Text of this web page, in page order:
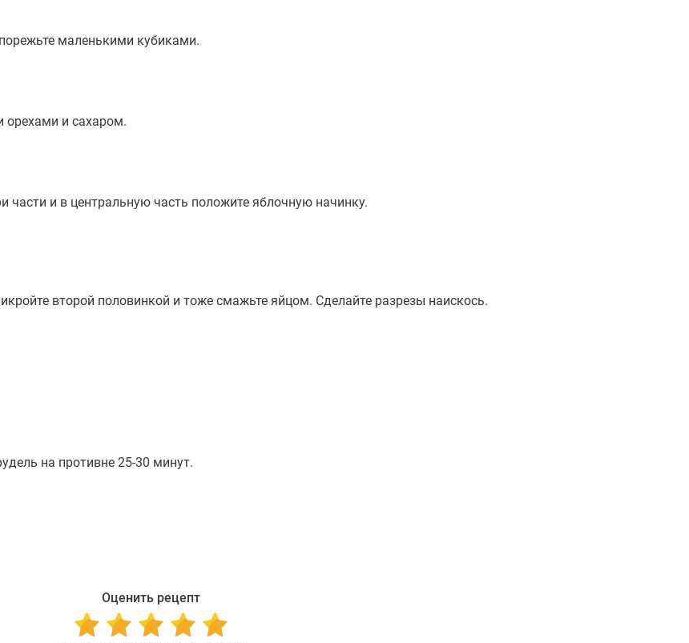
маленькими кубиками.
орехами и сахаром.
части и в центральную часть положите яблочную начинку.
второй половинкой и тоже смажьте яйцом. Сделайте разрезы наискось.
на противне 25-30 минут.
Оценить рецепт